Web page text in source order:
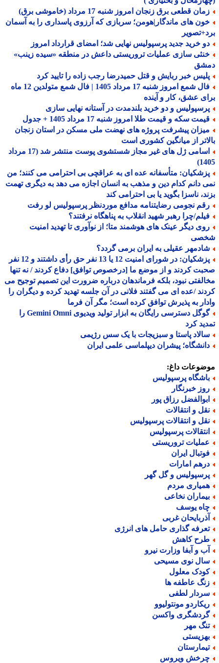
قطعی برق زنجان امروز شنبه 17 مرداد (خاموشی برق)
های ماندگار|هومن؛ سربازی که آرزوی پاسداری را به آسمان
خرید جدید پرسپولیس نهایی شد؛ امضای قرارداد امروز
سازی عملیات تروریستی داعش در منطقه «سیده زینب»
خبر ربایش و قتل حمیدرضا رجب زاده را تایید کرد
فال شمع امروز شنبه 17 مرداد 1405 | فال شمع متولدین 12 ماه
عشق، کار و آینده
و دو خرید بلندمدت در آستانه نهایی سازی
سکه و قیمت طلا امروز شنبه 17 مرداد 1405 + جدول
پیشرفت پروژه های نهضت ملی مسکن در استان زنجان
از میانگین کشوری است
اسامی ژل های غیر مجاز شستشوی پوست منتشر شد (17 مرداد
متأسفانه عده ای به عراقچی بی احترامی می کنند؛ من
دانم کدام دین و مذهب به انسان اجازه می دهد به دیگری تهمت
ناسزا بگوید یا بی احترامی کند
نجومی رضایتنامه مدافع موردنظر پرسپولیس لو رفت
چرا رهبر شهید انقلاب به پناهگاه نرفتند؟
دیگر عینک های هوشمند متا؛ از نوآوری تا تهدید امنیت
عقیلی به ایران برمی گردد؟
پزشکیان: در شورای امنیت 12 یا 13 نفر حق رأی داشتند و 12 نفر
کردند و از موضع ما [درخصوص توافق] دفاع کردند / نه تنها
نبود، بلکه فرماندهان درباره ضرورت این تصمیم توجیح می
/عده ای می گفتند فلانی در آن جلسه تهدید کرده و دیگران را
به پذیرش توافق کرده است؛ مگر آن فرما
گوگل دسترسی رایگان به ابزار تولید ویدیوی Gemini Omni را
کرد
پاستا و سبزیجات با یک سس رژیمی
پیشران دیپلماسی علمی ایران
داغ:
پرسپولیس
خبرنگار
رزاق پور
و انتقالات
و انتقالات پرسپولیس
پرسپولیس
تروریستی
ایران
امارات
و گل گهر
مردم
نخاعی
یوسف
غربی
گذاری حامل های انرژی
کاهش
و آبفا وزارت نیرو
نوی مسیحی
معلول
عاطفه ها
لطفی
مونتولیوو
واکسن
مهر
ویروس